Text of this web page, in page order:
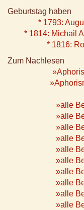
Geburtstag haben
* 1793:
* 1814: Michail
* 1816:
Zum Nachlesen
»alle
»alle
»alle
»alle
»alle
»alle
»alle
»alle
»alle
»alle